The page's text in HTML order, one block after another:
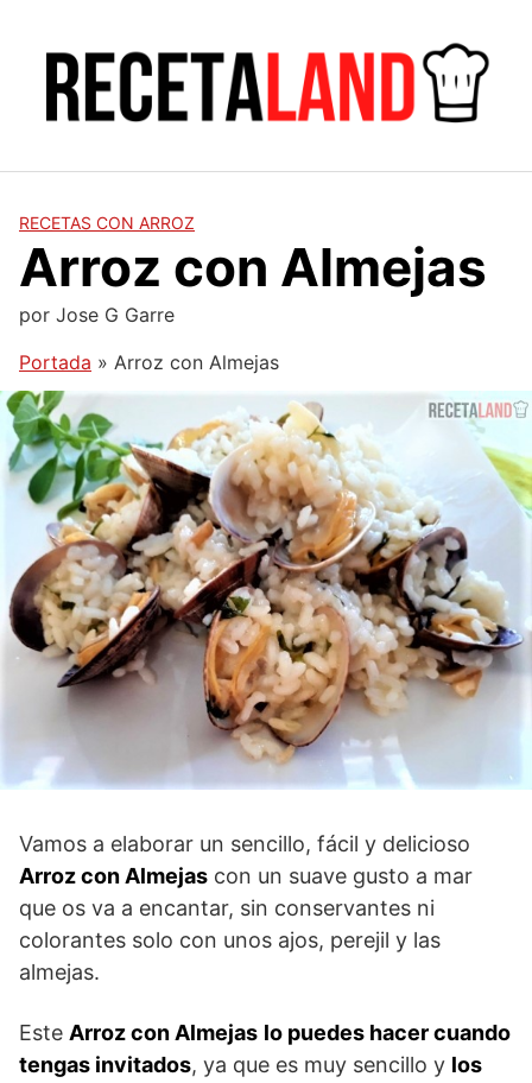
contenido
RECETAS CON ARROZ
Arroz con Almejas
por Jose G Garre
Portada » Arroz con Almejas
Vamos a elaborar un sencillo, fácil y delicioso
Arroz con Almejas con un suave gusto a mar
que os va a encantar, sin conservantes ni
colorantes solo con unos ajos, perejil y las
almejas.
Este Arroz con Almejas lo puedes hacer cuando
tengas invitados, ya que es muy sencillo y los